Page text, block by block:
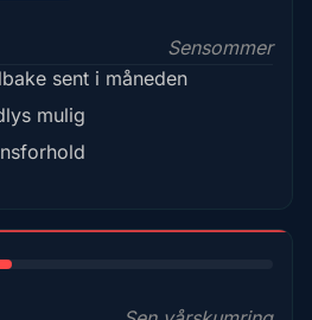
Sensommer
sent i måneden
mulig